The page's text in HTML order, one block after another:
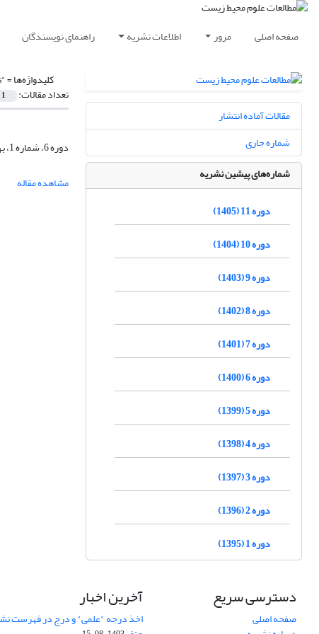
صفحه اصلی مرور اطلاعات نشریه راهنمای نویسندگان
کلیدواژه‌ها ="Zagros"
تعداد مقالات: 1
دوره 6، شماره 1، بهار 1400، صفحه
مشاهده مقاله
مقالات آماده انتشار
شماره جاری
شماره‌های پیشین نشریه
دوره 11 (1405)
دوره 10 (1404)
دوره 9 (1403)
دوره 8 (1402)
دوره 7 (1401)
دوره 6 (1400)
دوره 5 (1399)
دوره 4 (1398)
دوره 3 (1397)
دوره 2 (1396)
دوره 1 (1395)
دسترسی سریع
صفحه اصلی
آخرین اخبار
اخذ درجه "علمی" و درج در فهرست